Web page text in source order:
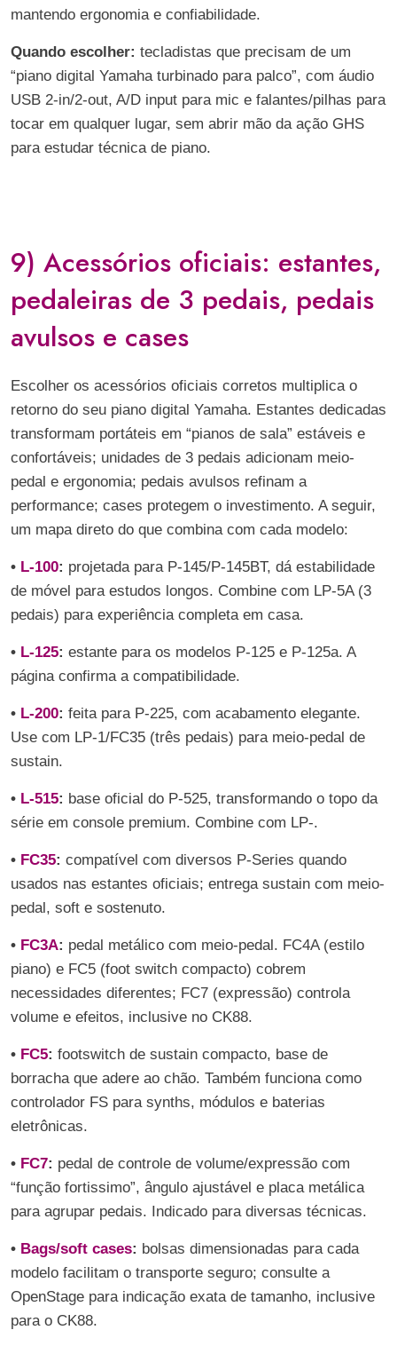
mantendo ergonomia e confiabilidade.
Quando escolher: tecladistas que precisam de um
“piano digital Yamaha turbinado para palco”, com áudio
USB 2-in/2-out, A/D input para mic e falantes/pilhas para
tocar em qualquer lugar, sem abrir mão da ação GHS
para estudar técnica de piano.
9) Acessórios oficiais: estantes,
pedaleiras de 3 pedais, pedais
avulsos e cases
Escolher os acessórios oficiais corretos multiplica o
retorno do seu piano digital Yamaha. Estantes dedicadas
transformam portáteis em “pianos de sala” estáveis e
confortáveis; unidades de 3 pedais adicionam meio-
pedal e ergonomia; pedais avulsos refinam a
performance; cases protegem o investimento. A seguir,
um mapa direto do que combina com cada modelo:
• L-100: projetada para P-145/P-145BT, dá estabilidade
de móvel para estudos longos. Combine com LP-5A (3
pedais) para experiência completa em casa.
• L-125: estante para os modelos P-125 e P-125a. A
página confirma a compatibilidade.
• L-200: feita para P-225, com acabamento elegante.
Use com LP-1/FC35 (três pedais) para meio-pedal de
sustain.
• L-515: base oficial do P-525, transformando o topo da
série em console premium. Combine com LP-.
• FC35: compatível com diversos P-Series quando
usados nas estantes oficiais; entrega sustain com meio-
pedal, soft e sostenuto.
• FC3A: pedal metálico com meio-pedal. FC4A (estilo
piano) e FC5 (foot switch compacto) cobrem
necessidades diferentes; FC7 (expressão) controla
volume e efeitos, inclusive no CK88.
• FC5: footswitch de sustain compacto, base de
borracha que adere ao chão. Também funciona como
controlador FS para synths, módulos e baterias
eletrônicas.
• FC7: pedal de controle de volume/expressão com
“função fortissimo”, ângulo ajustável e placa metálica
para agrupar pedais. Indicado para diversas técnicas.
• Bags/soft cases: bolsas dimensionadas para cada
modelo facilitam o transporte seguro; consulte a
OpenStage para indicação exata de tamanho, inclusive
para o CK88.